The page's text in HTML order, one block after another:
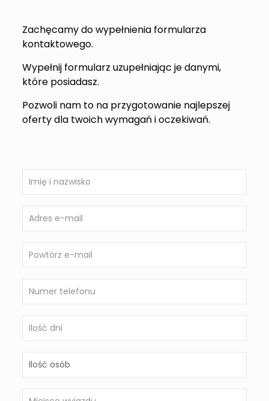
Zachęcamy do wypełnienia formularza
kontaktowego.
Wypełnij formularz uzupełniając je danymi,
które posiadasz.
Pozwoli nam to na przygotowanie najlepszej
oferty dla twoich wymagań i oczekiwań.